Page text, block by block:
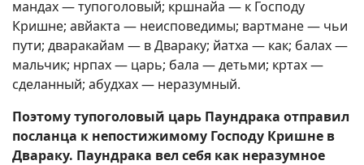
мандах — тупоголовый; кршнайа — к Господу
Кришне; авйакта — неисповедимы; вартмане — чьи
пути; дваракайам — в Двараку; йатха — как; балах —
мальчик; нрпах — царь; бала — детьми; кртах —
сделанный; абудхах — неразумный.
Поэтому тупоголовый царь Паундрака отправил
посланца к непостижимому Господу Кришне в
Двараку. Паундрака вел себя как неразумное